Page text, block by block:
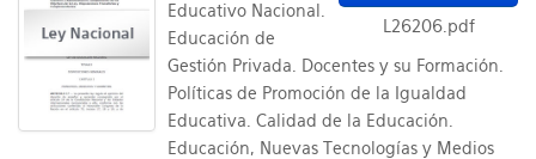
L26206.pdf
Educativo Nacional.
Educación de
Gestión Privada. Docentes y su Formación.
Políticas de Promoción de la Igualdad
Educativa. Calidad de la Educación.
Educación, Nuevas Tecnologías y Medios